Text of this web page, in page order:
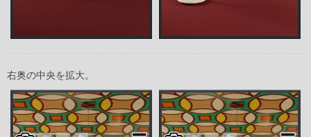
右奥の中央を拡大。